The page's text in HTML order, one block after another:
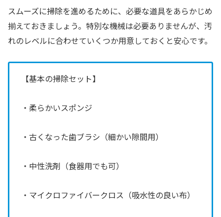
スムーズに掃除を進めるために、必要な道具をあらかじめ
揃えておきましょう。特別な機械は必要ありませんが、汚
れのレベルに合わせていくつか用意しておくと安心です。
【基本の掃除セット】
・柔らかいスポンジ
・古くなった歯ブラシ（細かい隙間用）
・中性洗剤（食器用でも可）
・マイクロファイバークロス（吸水性の良い布）